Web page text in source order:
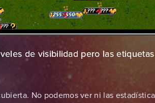
de visibilidad pero las
No podemos ver ni las